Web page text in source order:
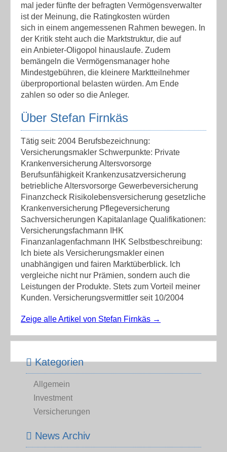
mal jeder fünfte der befragten Vermögensverwalter
ist der Meinung, die Ratingkosten würden
sich in einem angemessenen Rahmen bewegen. In
der Kritik steht auch die Marktstruktur, die auf
ein Anbieter-Oligopol hinauslaufe. Zudem
bemängeln die Vermögensmanager hohe
Mindestgebühren, die kleinere Marktteilnehmer
überproportional belasten würden. Am Ende
zahlen so oder so die Anleger.
Über Stefan Firnkäs
Tätig seit: 2004 Berufsbezeichnung:
Versicherungsmakler Schwerpunkte: Private
Krankenversicherung Altersvorsorge
Berufsunfähigkeit Krankenzusatzversicherung
betriebliche Altersvorsorge Gewerbeversicherung
Finanzcheck Risikolebensversicherung gesetzliche
Krankenversicherung Pflegeversicherung
Sachversicherungen Kapitalanlage Qualifikationen:
Versicherungsfachmann IHK
Finanzanlagenfachmann IHK Selbstbeschreibung:
Ich biete als Versicherungsmakler einen
unabhängigen und fairen Marktüberblick. Ich
vergleiche nicht nur Prämien, sondern auch die
Leistungen der Produkte. Stets zum Vorteil meiner
Kunden. Versicherungsvermittler seit 10/2004
Zeige alle Artikel von Stefan Firnkäs →
Kategorien
Allgemein
Investment
Versicherungen
News Archiv